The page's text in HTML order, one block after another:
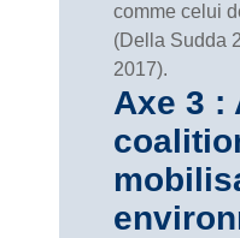
comme celui
(Della Sudda
2017).
Axe 3 :